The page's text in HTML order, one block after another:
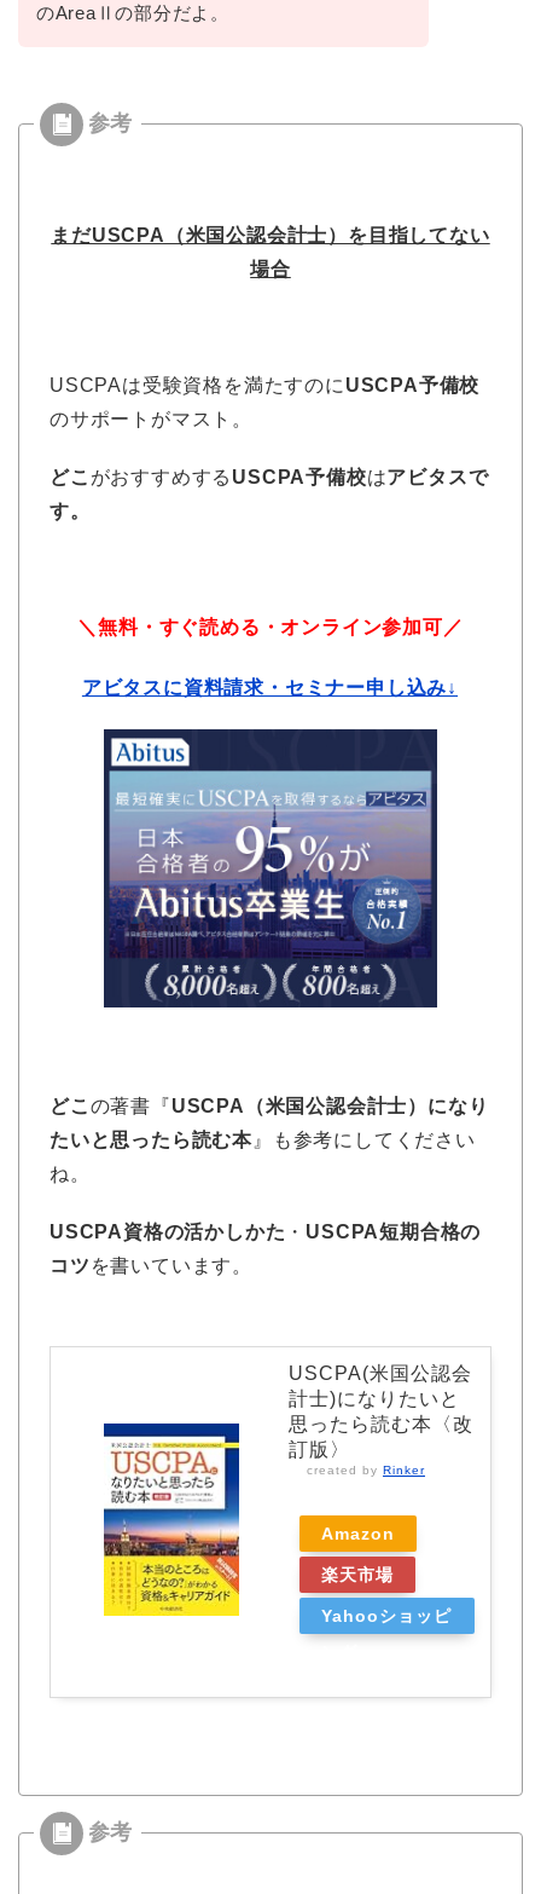
のAreaⅡの部分だよ。
まだUSCPA（米国公認会計士）を目指してない
場合
USCPAは受験資格を満たすのに USCPA予備校
のサポートがマスト。
どこ がおすすめする USCPA予備校はアビタスで
す。
＼無料・すぐ読める・オンライン参加可／
アビタスに資料請求・セミナー申し込み↓
どこ の著書『USCPA（米国公認会計士）になり
たいと思ったら読む本 』も参考にしてください
ね。
USCPA資格の活かしかた ・ USCPA短期合格の
コツ を書いています。
USCPA(米国公認会
計士)になりたいと
思ったら読む本〈改
訂版〉
created by Rinker
Amazon
楽天市場
Yahooショッピ